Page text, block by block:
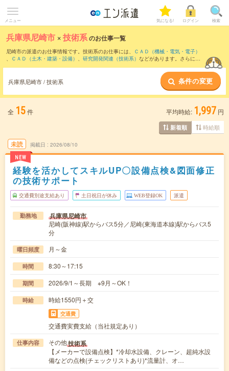
メニュー 気になる! ログイン 検索
兵庫県尼崎市 ×技術系のお仕事一覧
尼崎市の派遣のお仕事情報です。技術系のお仕事には、
ＣＡＤ（機械・電気・電子）
、
ＣＡＤ（土木・建築・設備） 、 研究開発関連（技術系） などがあります。さらに、
兵庫県尼崎市 / 技術系 条件の変更
全 15件 平均時給: 1,997 円
新着順 時給順
未読
NEW
掲載日 2026/08/10
経験を活かしてスキルUP〇設備点検&図面修正
の技術サポート
交通費別途支給あり 土日祝日が休み WEB登録OK 派遣
勤務地 兵庫県尼崎市
尼崎(阪神線)駅からバス5分／尼崎(東海道本線)駅からバス5
分
曜日頻度 月～金
時間 8:30～17:15
期間 2026/9/1～長期 ※9月～OK！
時給 時給1550円＋交
交通費
交通費実費支給（当社規定あり）
仕事内容 その他技術系
【メーカーで設備点検】*冷却水設備、クレーン、超純水設
備などの点検(チェックリストあり)*流量計、オ…